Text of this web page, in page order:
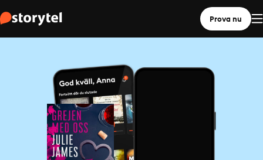
Prova nu